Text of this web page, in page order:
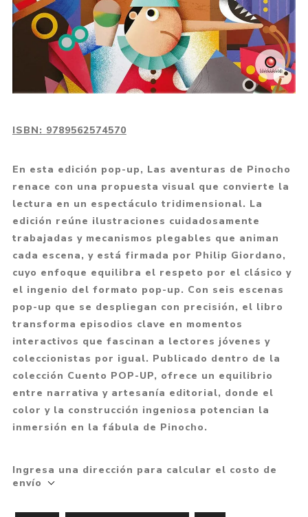
ISBN: 9789562574570
En esta edición pop-up, Las aventuras de Pinocho
renace con una propuesta visual que convierte la
lectura en un espectáculo tridimensional. La
edición reúne ilustraciones cuidadosamente
trabajadas y mecanismos plegables que animan
cada escena, y está firmada por Philip Giordano,
cuyo enfoque equilibra el respeto por el clásico y
el ingenio del formato pop-up. Con seis escenas
pop-up que se despliegan con precisión, el libro
transforma episodios clave en momentos
interactivos que fascinan a lectores jóvenes y
coleccionistas por igual. Publicado dentro de la
colección Cuento POP-UP, ofrece un equilibrio
entre narrativa y artesanía editorial, donde el
color y la construcción ingeniosa potencian la
inmersión en la fábula de Pinocho.
Ingresa una dirección para calcular el costo de
envío